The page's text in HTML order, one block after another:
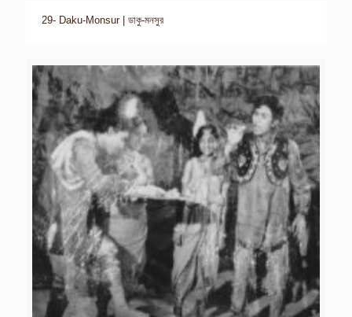
29- Daku-Monsur | ডাকু-মনসুর